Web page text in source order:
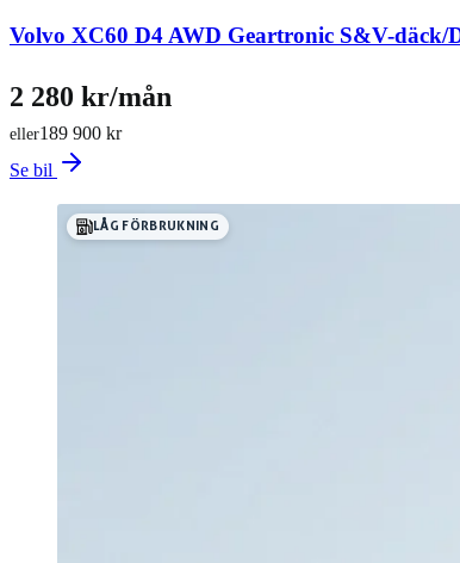
Volvo XC60 D4 AWD Geartronic S&V-däck/
189 900 kr
eller
2 280 kr/mån
Se bil
LÅG FÖRBRUKNING